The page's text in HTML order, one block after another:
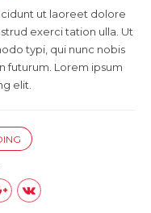
ut laoreet dolore
exerci tation ulla. Ut
typi, qui nunc nobis
futurum. Lorem ipsum
elit.